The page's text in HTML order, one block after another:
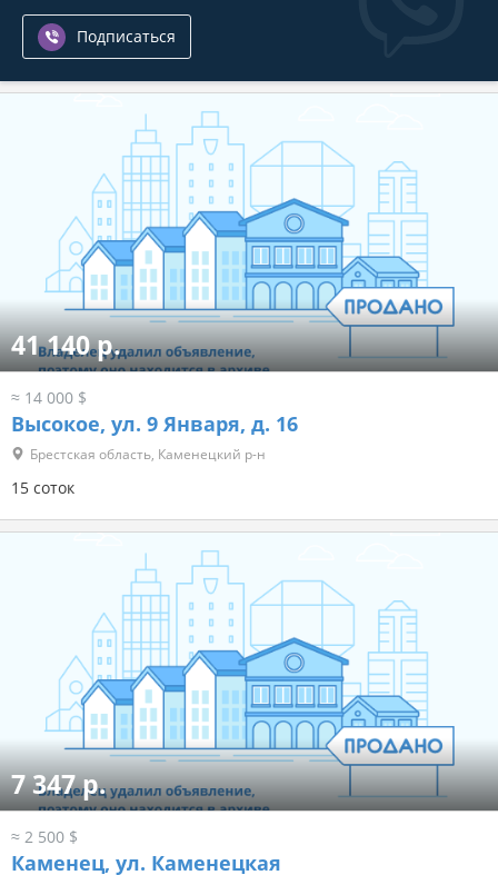
Подписаться
41 140 р.
≈ 14 000 $
Высокое, ул. 9 Января, д. 16
Брестская область, Каменецкий р-н
15 соток
7 347 р.
≈ 2 500 $
Каменец, ул. Каменецкая